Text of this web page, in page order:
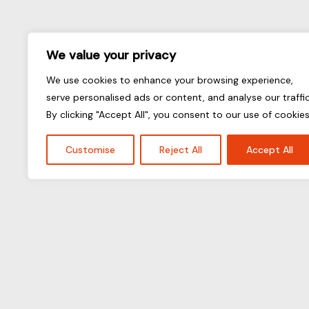
We value your privacy
We use cookies to enhance your browsing experience,
serve personalised ads or content, and analyse our
By clicking "Accept All", you consent to our use of
Customise Reject All Accept All